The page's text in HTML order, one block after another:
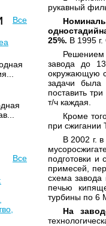
рукавный
25%. В 1995
завода до
окружающую
задачи была
поставить
т/ч каждая.
Кроме
при сжигании
В 2002 г.
подготовки и
примесей,
схема завода
печью
турбины по 6
На
Все
Все